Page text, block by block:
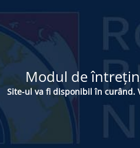
Modul de
Site-ul va fi disponibil în